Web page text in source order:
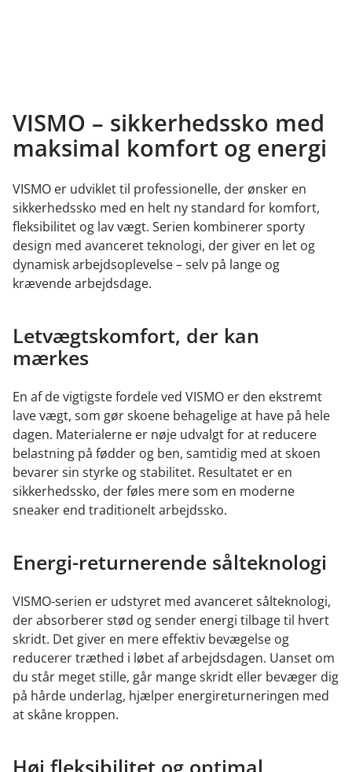
VISMO – sikkerhedssko med
maksimal komfort og energi
VISMO er udviklet til professionelle, der ønsker en
sikkerhedssko med en helt ny standard for komfort,
fleksibilitet og lav vægt. Serien kombinerer sporty
design med avanceret teknologi, der giver en let og
dynamisk arbejdsoplevelse – selv på lange og
krævende arbejdsdage.
Letvægtskomfort, der kan
mærkes
En af de vigtigste fordele ved VISMO er den ekstremt
lave vægt, som gør skoene behagelige at have på hele
dagen. Materialerne er nøje udvalgt for at reducere
belastning på fødder og ben, samtidig med at skoen
bevarer sin styrke og stabilitet. Resultatet er en
sikkerhedssko, der føles mere som en moderne
sneaker end traditionelt arbejdssko.
Energi-returnerende sålteknologi
VISMO-serien er udstyret med avanceret sålteknologi,
der absorberer stød og sender energi tilbage til hvert
skridt. Det giver en mere effektiv bevægelse og
reducerer træthed i løbet af arbejdsdagen. Uanset om
du står meget stille, går mange skridt eller bevæger dig
på hårde underlag, hjælper energireturneringen med
at skåne kroppen.